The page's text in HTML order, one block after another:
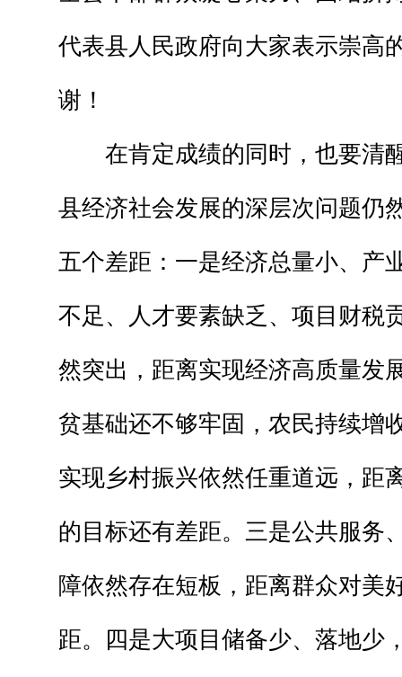
代表县人民政府向大家表示崇高
谢！
在肯定成绩的同时，也要清
县经济社会发展的深层次问题仍
五个差距：一是经济总量小、产
不足、人才要素缺乏、项目财税
然突出，距离实现经济高质量发
贫基础还不够牢固，农民持续增
实现乡村振兴依然任重道远，距
的目标还有差距。三是公共服务
障依然存在短板，距离群众对美
距。四是大项目储备少、落地少